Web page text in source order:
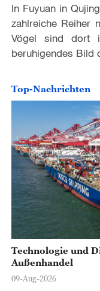
l
a
V
i
d
e
o
In Fuyuan in
zahlreiche Reiher
Vögel sind dort
beruhigendes Bild
Top-Nachrichten
Technologie und
Außenhandel
09-Aug-2026